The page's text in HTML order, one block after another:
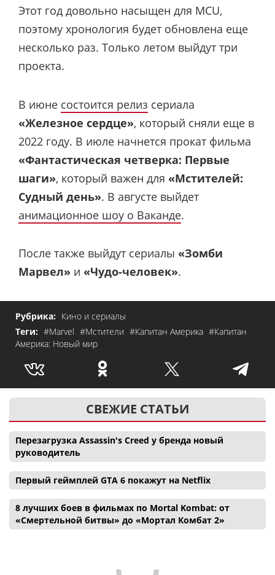
Этот год довольно насыщен для MCU,
поэтому хронология будет обновлена еще
несколько раз. Только летом выйдут три
проекта.
В июне состоится релиз сериала
«Железное сердце», который сняли еще в
2022 году. В июле начнется прокат фильма
«Фантастическая четверка: Первые
шаги», который важен для «Мстителей:
Судный день». В августе выйдет
анимационное шоу о Ваканде.
После также выйдут сериалы «Зомби
Марвел» и «Чудо-человек».
Рубрика: Кино и сериалы
Теги: #Marvel #Мстители #Капитан Америка #Капитан
Америка: Новый мир
СВЕЖИЕ СТАТЬИ
Перезагрузка Assassin's Creed у бренда новый
руководитель
Первый геймплей GTA 6 покажут на Netflix
8 лучших боев в фильмах по Mortal Kombat: от
«Смертельной битвы» до «Мортал Комбат 2»